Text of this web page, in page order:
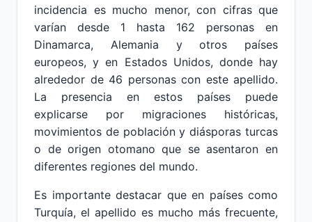
incidencia es mucho menor, con cifras que
varían desde 1 hasta 162 personas en
Dinamarca, Alemania y otros países
europeos, y en Estados Unidos, donde hay
alrededor de 46 personas con este apellido.
La presencia en estos países puede
explicarse por migraciones históricas,
movimientos de población y diásporas turcas
o de origen otomano que se asentaron en
diferentes regiones del mundo.
Es importante destacar que en países como
Turquía, el apellido es mucho más frecuente,